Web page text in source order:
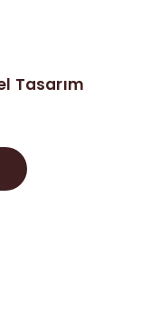
Tasarım